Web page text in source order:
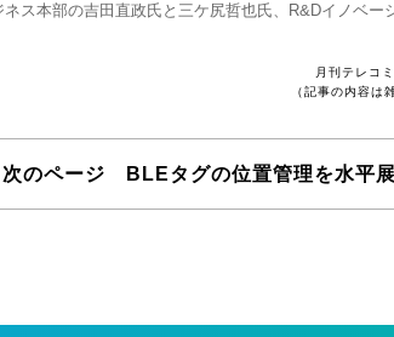
ネス本部の吉田直政氏と三ケ尻哲也氏、R&Dイノベー
月刊テレコ
（記事の内容は
次のページ BLEタグの位置管理を水平